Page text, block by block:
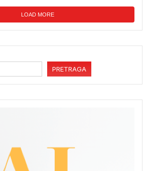
LOAD MORE
PRETRAGA